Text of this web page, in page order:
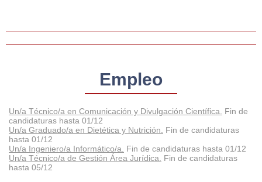
Empleo
Un/a Técnico/a en Comunicación y Divulgación Científica.
Fin de
candidaturas hasta 01/12
Un/a Graduado/a en Dietética y Nutrición.
Fin de candidaturas
hasta 01/12
Un/a Ingeniero/a Informático/a.
Fin de candidaturas hasta 01/12
Un/a Técnico/a de Gestión Área Jurídica.
Fin de candidaturas
hasta 05/12